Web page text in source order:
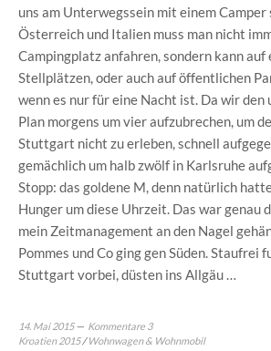
uns am Unterwegssein mit einem
Österreich und Italien muss man nicht
Campingplatz anfahren, sondern kann auf
Stellplätzen, oder auch auf öffentlichen
wenn es nur für eine Nacht ist. Da wir den
Plan morgens um vier aufzubrechen, um
Stuttgart nicht zu erleben, schnell
gemächlich um halb zwölf in Karlsruhe
Stopp: das goldene M, denn natürlich
Hunger um diese Uhrzeit. Das war genau
mein Zeitmanagement an den Nagel
Pommes und Co ging gen Süden. Staufrei
Stuttgart vorbei, düsten ins Allgäu …
14. Mai 2015
Kommentare 3
Kroatien 2015/Wohnwagen & Wohnmobil